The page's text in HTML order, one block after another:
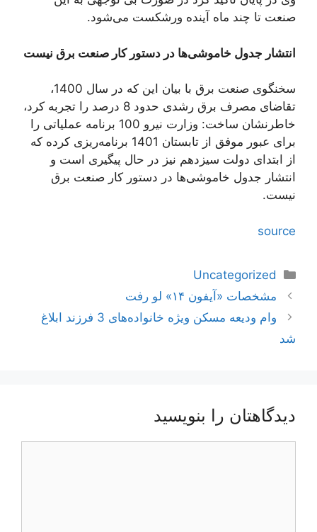
صنعت تا چند ماه آینده ورشکست می‌شود.
انتشار جدول خاموشی‌ها در دستور کار صنعت برق نیست
سخنگوی صنعت برق با بیان این که در سال 1400،
تقاضای مصرف برق رشدی حدود 8 درصد را تجربه کرد،
خاطرنشان ساخت: وزارت نیرو 100 برنامه عملیاتی را
برای عبور موفق از تابستان 1401 برنامه‌ریزی کرده که
از ابتدای دولت سیزدهم نیز در حال پیگیری است و
انتشار جدول خاموشی‌ها در دستور کار صنعت برق
نیست.
source
دسته‌ها
Uncategorized
ناوبری
نوشته‌ها
مشخصات «آیفون ۱۴» لو رفت
وام ودیعه مسکن ویژه خانواده‌های 3 فرزند ابلاغ
شد
دیدگاهتان را بنویسید